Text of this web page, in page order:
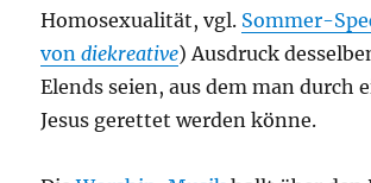
Homosexualität, vgl. Sommer-
vondiekreative) Ausdruck
Elends seien, aus dem man durch
Jesus gerettet werden könne.